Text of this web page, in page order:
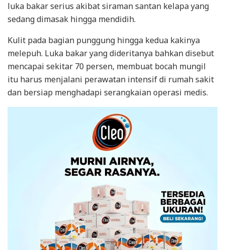
luka bakar serius akibat siraman santan kelapa yang
sedang dimasak hingga mendidih.
Kulit pada bagian punggung hingga kedua kakinya
melepuh. Luka bakar yang dideritanya bahkan disebut
mencapai sekitar 70 persen, membuat bocah mungil
itu harus menjalani perawatan intensif di rumah sakit
dan bersiap menghadapi serangkaian operasi medis.